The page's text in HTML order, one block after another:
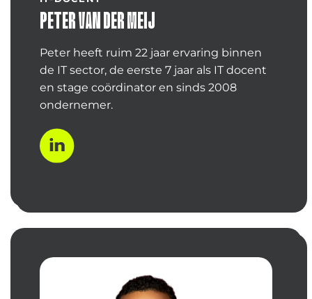
PETER VAN DER MEIJ
Peter heeft ruim 22 jaar ervaring binnen
de IT sector, de eerste 7 jaar als IT docent
en stage coördinator en sinds 2008
ondernemer.